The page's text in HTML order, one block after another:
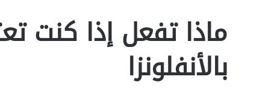
ماذا تفعل إذا كنت
بالأنفلونزا